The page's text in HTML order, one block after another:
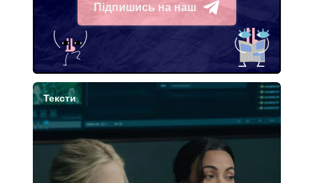
Підпишись на наш
Telegram
Тексти